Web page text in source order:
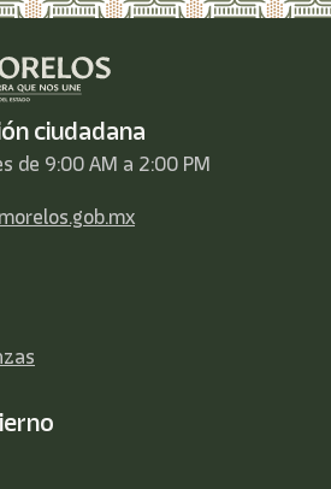
ciudadana
de 9:00 AM a 2:00 PM